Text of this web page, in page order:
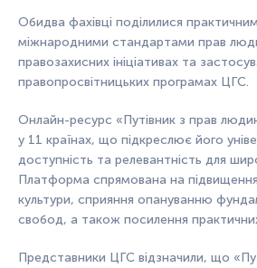
Обидва фахівці поділилися
міжнародними стандартами прав
правозахисних ініціативах та
правопросвітницьких програмах ЦГС.
Онлайн-ресурс «Путівник з прав
у 11 країнах, що підкреслює його
доступність та релевантність для
Платформа спрямована на підвищення
культури, сприяння опануванню
свобод, а також посилення
Представники ЦГС відзначили, що